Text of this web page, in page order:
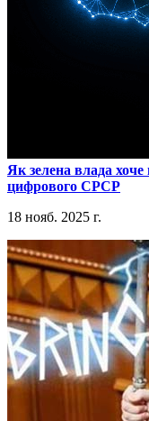
​Як зелена влада хоче
цифрового СРСР
18 нояб. 2025 г.